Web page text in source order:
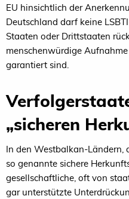
EU hinsichtlich der
Deutschland darf keine
Staaten oder Drittstaaten
menschenwürdige
garantiert sind.
„sicheren
In den Westbalkan-Ländern,
so genannte sichere
gesellschaftliche, oft von
gar unterstützte